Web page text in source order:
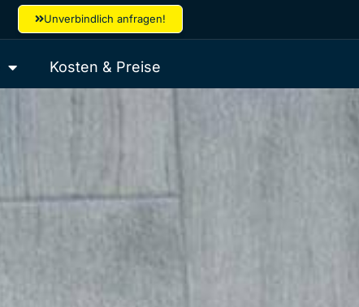
Unverbindlich anfragen!
Kosten & Preise